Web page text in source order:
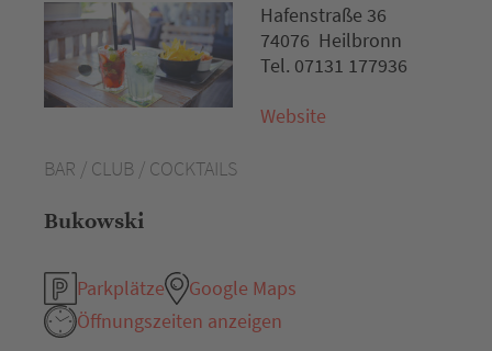
BAR / CLUB / COCKTAILS
Bukowski
Parkplätze
Google Maps
Öffnungszeiten anzeigen
Hafenstraße 36
74076 Heilbronn
Tel. 07131 177936
Website